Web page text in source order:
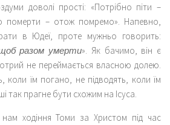
доволі прості: «Потрібно піти –
померти – отож помремо». Напевно,
в Юдеї, проте мужньо говорить:
разом умерти». Як бачимо, він є
не переймається власною долею.
коли їм погано, не підводять, коли їм
так прагне бути схожим на Ісуса.
нам ходіння Томи за Христом під час